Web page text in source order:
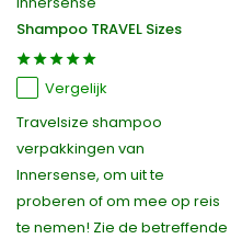
Shampoo TRAVEL Sizes
Vergelijk
Travelsize shampoo
verpakkingen van
Innersense, om uit te
proberen of om mee op reis
te nemen! Zie de betreffende